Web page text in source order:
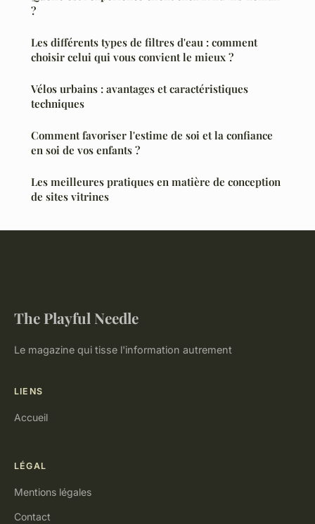
?
Les différents types de filtres d'eau : comment
choisir celui qui vous convient le mieux ?
Vélos urbains : avantages et caractéristiques
techniques
Comment favoriser l'estime de soi et la confiance
en soi de vos enfants ?
Les meilleures pratiques en matière de conception
de sites vitrines
The Playful Needle
Le magazine qui tisse l'information autrement
LIENS
Accueil
LÉGAL
Mentions légales
Contact